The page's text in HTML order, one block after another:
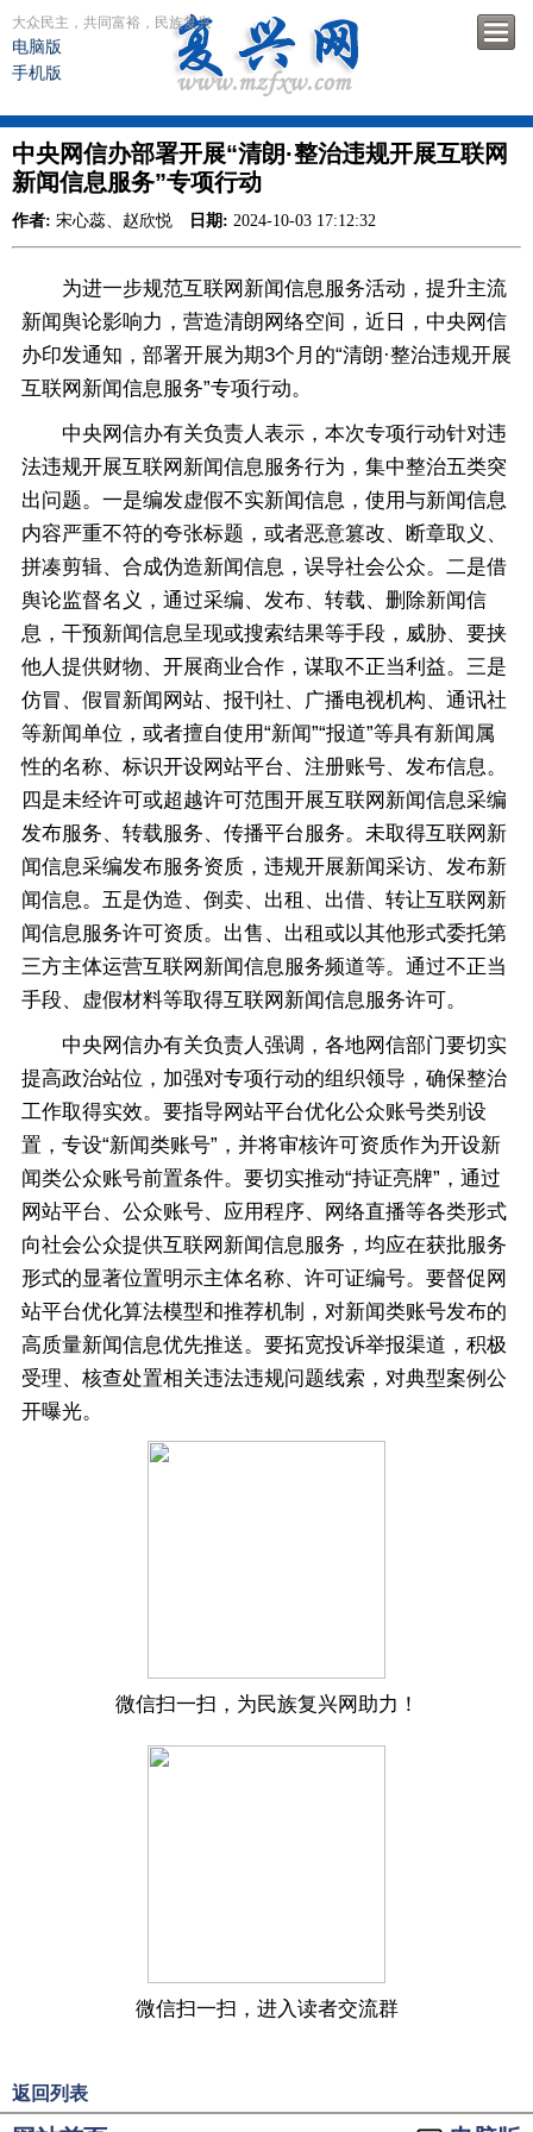
大众民主，共同富裕，民族复兴
电脑版
手机版
中央网信办部署开展“清朗·整治违规开展互联网
新闻信息服务”专项行动
作者: 宋心蕊、赵欣悦 日期: 2024-10-03 17:12:32
为进一步规范互联网新闻信息服务活动，提升主流
新闻舆论影响力，营造清朗网络空间，近日，中央网信
办印发通知，部署开展为期3个月的“清朗·整治违规开展
互联网新闻信息服务”专项行动。
中央网信办有关负责人表示，本次专项行动针对违
法违规开展互联网新闻信息服务行为，集中整治五类突
出问题。一是编发虚假不实新闻信息，使用与新闻信息
内容严重不符的夸张标题，或者恶意篡改、断章取义、
拼凑剪辑、合成伪造新闻信息，误导社会公众。二是借
舆论监督名义，通过采编、发布、转载、删除新闻信
息，干预新闻信息呈现或搜索结果等手段，威胁、要挟
他人提供财物、开展商业合作，谋取不正当利益。三是
仿冒、假冒新闻网站、报刊社、广播电视机构、通讯社
等新闻单位，或者擅自使用“新闻”“报道”等具有新闻属
性的名称、标识开设网站平台、注册账号、发布信息。
四是未经许可或超越许可范围开展互联网新闻信息采编
发布服务、转载服务、传播平台服务。未取得互联网新
闻信息采编发布服务资质，违规开展新闻采访、发布新
闻信息。五是伪造、倒卖、出租、出借、转让互联网新
闻信息服务许可资质。出售、出租或以其他形式委托第
三方主体运营互联网新闻信息服务频道等。通过不正当
手段、虚假材料等取得互联网新闻信息服务许可。
中央网信办有关负责人强调，各地网信部门要切实
提高政治站位，加强对专项行动的组织领导，确保整治
工作取得实效。要指导网站平台优化公众账号类别设
置，专设“新闻类账号”，并将审核许可资质作为开设新
闻类公众账号前置条件。要切实推动“持证亮牌”，通过
网站平台、公众账号、应用程序、网络直播等各类形式
向社会公众提供互联网新闻信息服务，均应在获批服务
形式的显著位置明示主体名称、许可证编号。要督促网
站平台优化算法模型和推荐机制，对新闻类账号发布的
高质量新闻信息优先推送。要拓宽投诉举报渠道，积极
受理、核查处置相关违法违规问题线索，对典型案例公
开曝光。
微信扫一扫，为民族复兴网助力！
微信扫一扫，进入读者交流群
返回列表